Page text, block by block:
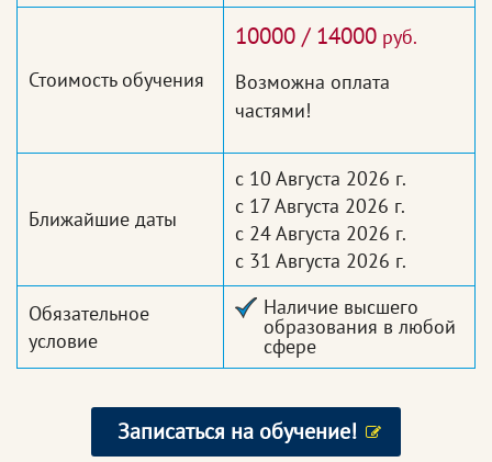
Стоимость обучения
10000 / 14000 руб.
Возможна оплата
частями!
Ближайшие даты
с 10 Августа 2026 г.
с 17 Августа 2026 г.
с 24 Августа 2026 г.
с 31 Августа 2026 г.
Обязательное
условие
Наличие высшего
образования в любой
сфере
Записаться на обучение!